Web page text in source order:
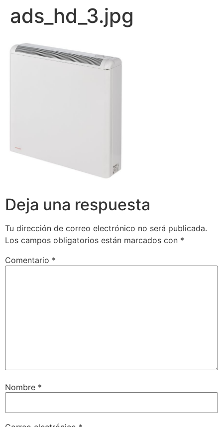
ads_hd_3.jpg
Deja una respuesta
Tu dirección de correo electrónico no será publicada.
Los campos obligatorios están marcados con *
Comentario *
Nombre *